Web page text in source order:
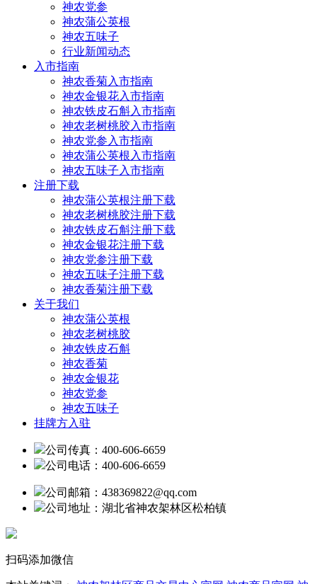
神农党参
神农蒲公英根
神农五味子
行业新闻动态
入市指南
神农香菊入市指南
神农金银花入市指南
神农铁皮石斛入市指南
神农老树桃胶入市指南
神农党参入市指南
神农蒲公英根入市指南
神农五味子入市指南
注册下载
神农蒲公英根注册下载
神农老树桃胶注册下载
神农铁皮石斛注册下载
神农金银花注册下载
神农党参注册下载
神农五味子注册下载
神农香菊注册下载
关于我们
神农蒲公英根
神农老树桃胶
神农铁皮石斛
神农香菊
神农金银花
神农党参
神农五味子
挂牌方入驻
公司传真：400-606-6659
公司电话：400-606-6659
公司邮箱：438369822@qq.com
公司地址：湖北省神农架林区松柏镇
扫码添加微信